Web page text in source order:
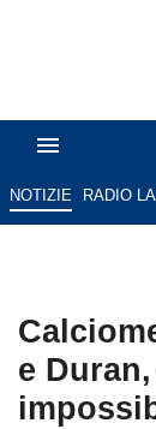
NOTIZIE RADIO
e